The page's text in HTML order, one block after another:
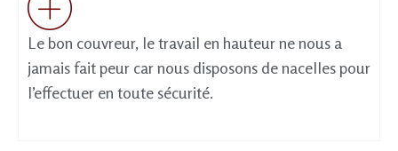
Le bon couvreur, le travail en hauteur ne nous a
jamais fait peur car nous disposons de nacelles pour
l’effectuer en toute sécurité.